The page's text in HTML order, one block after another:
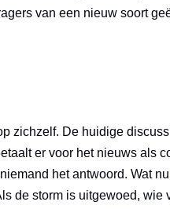
van een nieuw soort
zichzelf. De huidige
er voor het nieuws als
het antwoord. Wat
de storm is uitgewoed, wie